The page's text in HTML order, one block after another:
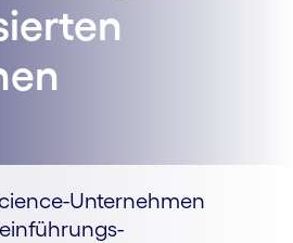
Unternehmen